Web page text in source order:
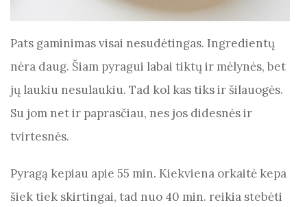
Pats gaminimas visai nesudėtingas. Ingredientų
nėra daug. Šiam pyragui labai tiktų ir mėlynės, bet
jų laukiu nesulaukiu. Tad kol kas tiks ir šilauogės.
Su jom net ir paprasčiau, nes jos didesnės ir
tvirtesnės.
Pyragą kepiau apie 55 min. Kiekviena orkaitė kepa
šiek tiek skirtingai, tad nuo 40 min. reikia stebėti